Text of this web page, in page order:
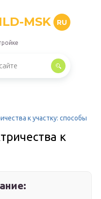
MSK RU
к участку: способы
к